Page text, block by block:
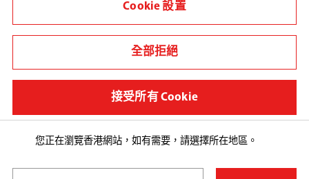
使用條款
私隱政策條款及細則
Cookie Preferences
Copyright© 2026 Toshiba Hong Kong Ltd., All Rights
與東芝聯繫:
您正在瀏覽香港網站，如有需要，請選擇所在地區。
Cookie 設置
全部拒絕
接受所有 Cookie